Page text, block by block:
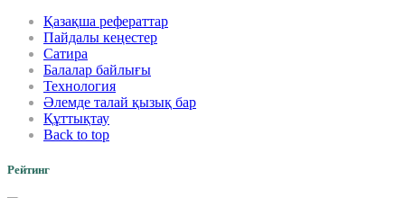
Қазақша рефераттар
Пайдалы кеңестер
Сатира
Балалар байлығы
Технология
Әлемде талай қызық бар
Құттықтау
Back to top
Рейтинг